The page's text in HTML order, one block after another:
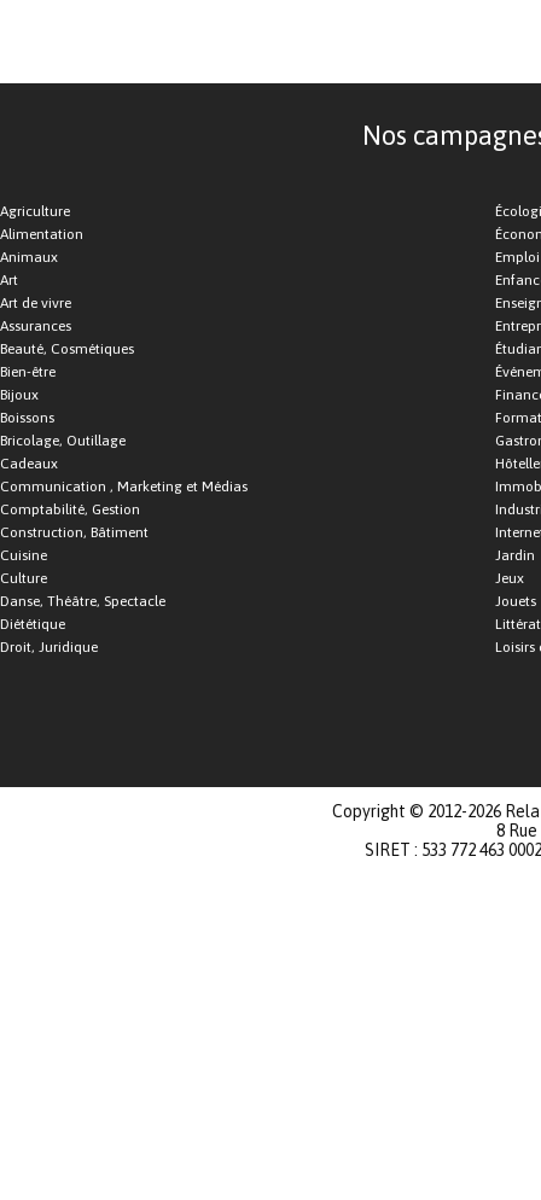
Nos
Agriculture
Alimentation
Animaux
Art
Art de vivre
Assurances
Beauté, Cosmétiques
Bien-être
Bijoux
Boissons
Bricolage, Outillage
Cadeaux
Communication , Marketing et Médias
Comptabilité, Gestion
Construction, Bâtiment
Cuisine
Culture
Danse, Théâtre, Spectacle
Diététique
Droit, Juridique
Emploi
Jardin
Jeux
Jouets
Loisirs
Copyright © 2012-2026
8
SIRET : 533 772 463